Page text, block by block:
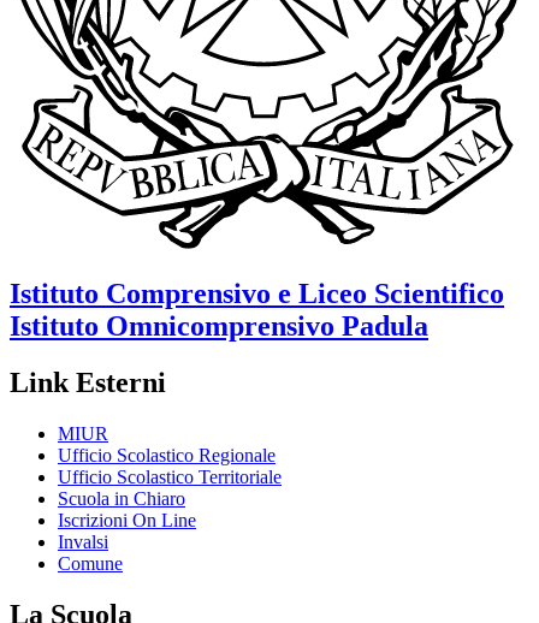
Istituto Comprensivo e Liceo Scientifico
Istituto Omnicomprensivo Padula
Link Esterni
MIUR
Ufficio Scolastico Regionale
Ufficio Scolastico Territoriale
Scuola in Chiaro
Iscrizioni On Line
Invalsi
Comune
La Scuola